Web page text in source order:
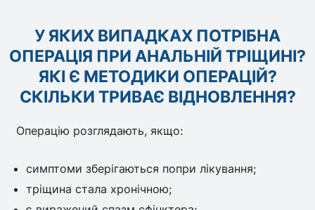
У ЯКИХ ВИПАДКАХ ПОТРІБНА
ОПЕРАЦІЯ ПРИ АНАЛЬНІЙ ТРІЩИНІ?
ЯКІ Є МЕТОДИКИ ОПЕРАЦІЙ?
СКІЛЬКИ ТРИВАЄ ВІДНОВЛЕННЯ?
Операцію розглядають, якщо:
симптоми зберігаються попри лікування;
тріщина стала хронічною;